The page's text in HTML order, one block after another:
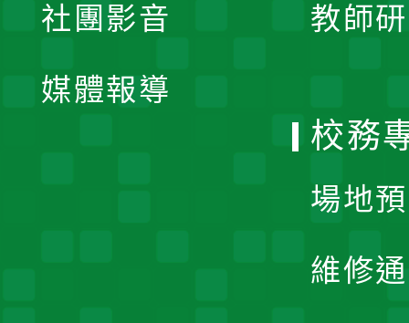
教師
社團影音
媒體報導
校務
場地
維修